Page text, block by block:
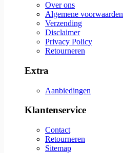
Over ons
Algemene voorwaarden
Verzending
Disclaimer
Privacy Policy
Retourneren
Extra
Aanbiedingen
Klantenservice
Contact
Retourneren
Sitemap